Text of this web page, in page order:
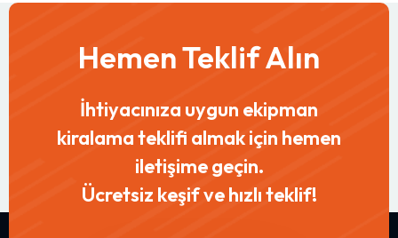
Hemen Teklif Alın
İhtiyacınıza uygun ekipman
kiralama teklifi almak için hemen
iletişime geçin.
Ücretsiz keşif ve hızlı teklif!